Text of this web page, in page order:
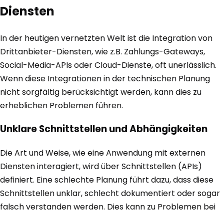
Diensten
In der heutigen vernetzten Welt ist die Integration von
Drittanbieter-Diensten, wie z.B. Zahlungs-Gateways,
Social-Media-APIs oder Cloud-Dienste, oft unerlässlich.
Wenn diese Integrationen in der technischen Planung
nicht sorgfältig berücksichtigt werden, kann dies zu
erheblichen Problemen führen.
Unklare Schnittstellen und Abhängigkeiten
Die Art und Weise, wie eine Anwendung mit externen
Diensten interagiert, wird über Schnittstellen (APIs)
definiert. Eine schlechte Planung führt dazu, dass diese
Schnittstellen unklar, schlecht dokumentiert oder sogar
falsch verstanden werden. Dies kann zu Problemen bei